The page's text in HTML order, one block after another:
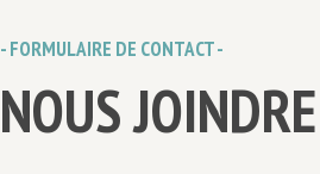
- FORMULAIRE DE CONTACT -
NOUS JOINDRE